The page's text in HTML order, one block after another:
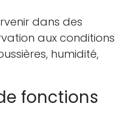
dans des
aux conditions
humidité,
fonctions